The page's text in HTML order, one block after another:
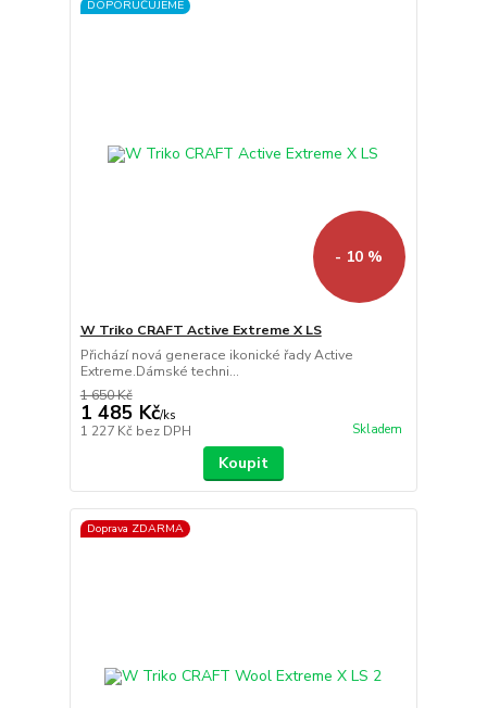
DOPORUČUJEME
- 10 %
W Triko CRAFT Active Extreme X LS
Přichází nová generace ikonické řady Active
Extreme.Dámské techni...
1 650 Kč
1 485 Kč/ks
1 227 Kč bez DPH Skladem
Koupit
Doprava ZDARMA